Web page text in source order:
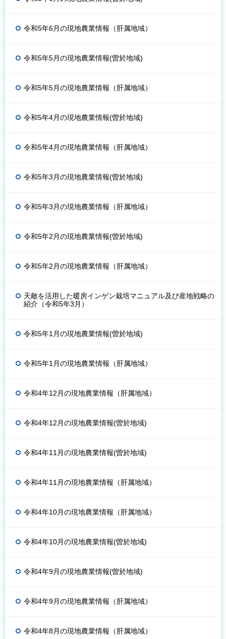
令和5年6月の現地農業情報（肝属地域）
令和5年5月の現地農業情報(曽於地域)
令和5年5月の現地農業情報（肝属地域）
令和5年4月の現地農業情報(曽於地域)
令和5年4月の現地農業情報（肝属地域）
令和5年3月の現地農業情報(曽於地域)
令和5年3月の現地農業情報（肝属地域）
令和5年2月の現地農業情報(曽於地域)
令和5年2月の現地農業情報（肝属地域）
天敵を活用した暖房インゲン栽培マニュアル及び産地戦略の
紹介（令和5年3月）
令和5年1月の現地農業情報(曽於地域)
令和5年1月の現地農業情報（肝属地域）
令和4年12月の現地農業情報（肝属地域）
令和4年12月の現地農業情報(曽於地域)
令和4年11月の現地農業情報(曽於地域)
令和4年11月の現地農業情報（肝属地域）
令和4年10月の現地農業情報（肝属地域）
令和4年10月の現地農業情報(曽於地域)
令和4年9月の現地農業情報(曽於地域)
令和4年9月の現地農業情報（肝属地域）
令和4年8月の現地農業情報（肝属地域）